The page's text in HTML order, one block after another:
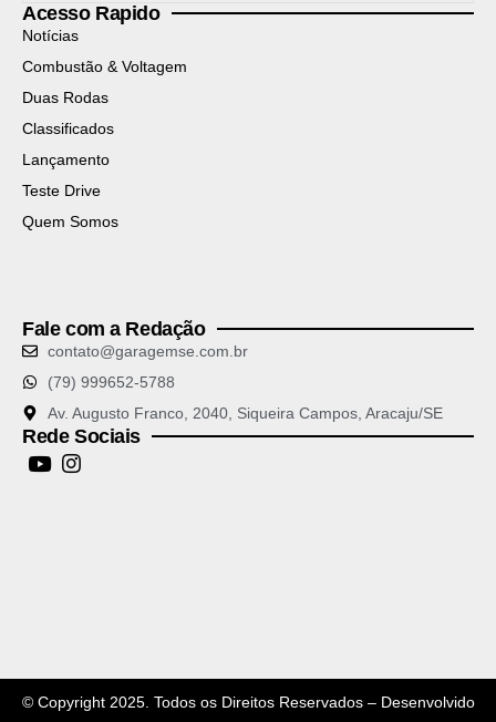
Acesso Rapido
Notícias
Combustão & Voltagem
Duas Rodas
Classificados
Lançamento
Teste Drive
Quem Somos
Fale com a Redação
contato@garagemse.com.br
(79) 999652-5788
Av. Augusto Franco, 2040, Siqueira Campos, Aracaju/SE
Rede Sociais
© Copyright 2025. Todos os Direitos Reservados – Desenvolvido